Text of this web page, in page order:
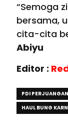
“Semoga
bersama,
cita-cita
Abiyu
Editor :
PDI PERJUANGAN
HAUL BUNG